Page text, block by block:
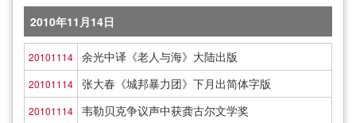
2010年11月14日
20101114 余光中译《老人与海》大陆出版
20101114 张大春《城邦暴力团》下月出简体字版
20101114 韦勒贝克争议声中获龚古尔文学奖